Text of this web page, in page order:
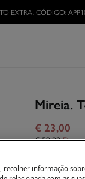
Mireia.
€ 23,00
€ 59,00
Côr: Ecru
recolher informação